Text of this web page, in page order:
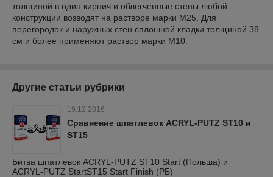
толщиной в один кирпич и облегченные стены любой
конструкции возводят на растворе марки М25. Для
перегородок и наружных стен сплошной кладки толщиной 38
см и более применяют раствор марки М10.
Другие статьи рубрики
19.12.2016
Сравнение шпатлевок ACRYL-PUTZ ST10 и
ST15
Битва шпатлевок ACRYL-PUTZ ST10 Start (Польша) и
ACRYL-PUTZ StartST15 Start Finish (РБ)